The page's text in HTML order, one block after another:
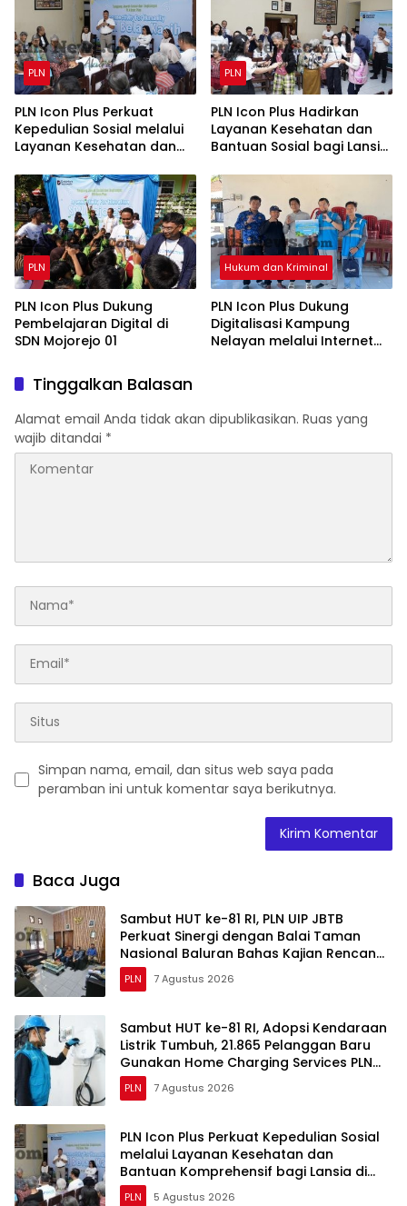
SUTET 500 kV Paiton–
Watudodol/Kalipuro
pada Semester I 2026
PLN
PLN Icon Plus Perkuat
Kepedulian Sosial melalui
Layanan Kesehatan dan
bagi Lansia di Malang
PLN
PLN Icon Plus Hadirkan
Layanan Kesehatan dan
Bantuan Sosial bagi Lansia
Malang
PLN
PLN Icon Plus Dukung
Pembelajaran Digital di
SDN Mojorejo 01
Hukum dan Kriminal
PLN Icon Plus Dukung
Digitalisasi Kampung
Nelayan melalui Internet
Tinggalkan Balasan
Alamat email Anda tidak akan dipublikasikan. Ruas yang
wajib ditandai *
Simpan nama, email, dan situs web saya pada
peramban ini untuk komentar saya berikutnya.
Baca Juga
Sambut HUT ke-81 RI, PLN UIP JBTB
Perkuat Sinergi dengan Balai Taman
Nasional Baluran Bahas Kajian Rencana
Proyek SUTET 500 kV Paiton–
Watudodol/Kalipuro
PLN 7 Agustus 2026
Sambut HUT ke-81 RI, Adopsi Kendaraan
Listrik Tumbuh, 21.865 Pelanggan Baru
Gunakan Home Charging Services PLN
pada Semester I 2026
PLN 7 Agustus 2026
PLN Icon Plus Perkuat Kepedulian Sosial
melalui Layanan Kesehatan dan
Bantuan Komprehensif bagi Lansia di
Malang
PLN 5 Agustus 2026